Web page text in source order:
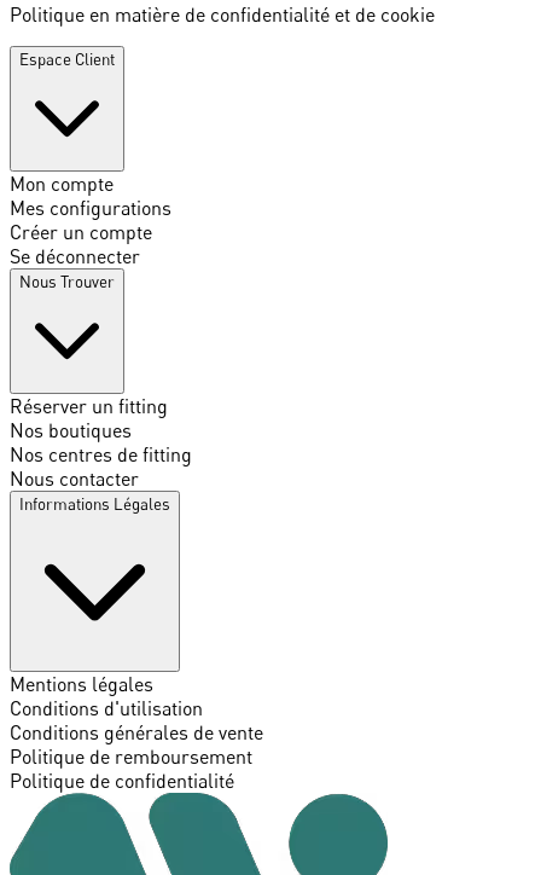
Politique en matière de confidentialité et de cookie
Espace Client
Mon compte
Mes configurations
Créer un compte
Se déconnecter
Nous Trouver
Réserver un fitting
Nos boutiques
Nos centres de fitting
Nous contacter
Informations Légales
Mentions légales
Conditions d'utilisation
Conditions générales de vente
Politique de remboursement
Politique de confidentialité